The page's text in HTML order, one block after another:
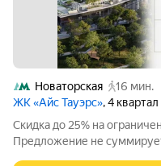
Новаторская
16 мин.
ЖК «Айс Тауэрс», 4
Скидка до 25% на
Предложение не